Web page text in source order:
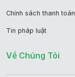
Chính sách thanh toán
Tin pháp luật
Về Chúng Tôi